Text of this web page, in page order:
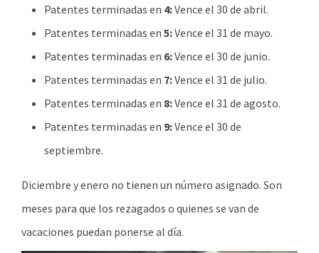
Patentes terminadas en 4:Vence el 30 de abril.
Patentes terminadas en 5:Vence el 31 de mayo.
Patentes terminadas en 6:Vence el 30 de junio.
Patentes terminadas en 7:Vence el 31 de julio.
Patentes terminadas en 8:Vence el 31 de agosto.
Patentes terminadas en 9:Vence el 30 de
septiembre.
Diciembre y enero no tienen un número asignado. Son
meses para que los rezagados o quienes se van de
vacaciones puedan ponerse al día.